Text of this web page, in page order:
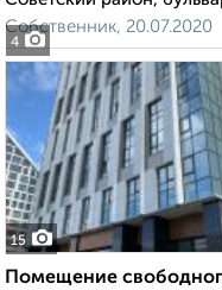
4
Собственник, 20.07.2020
15
Помещение